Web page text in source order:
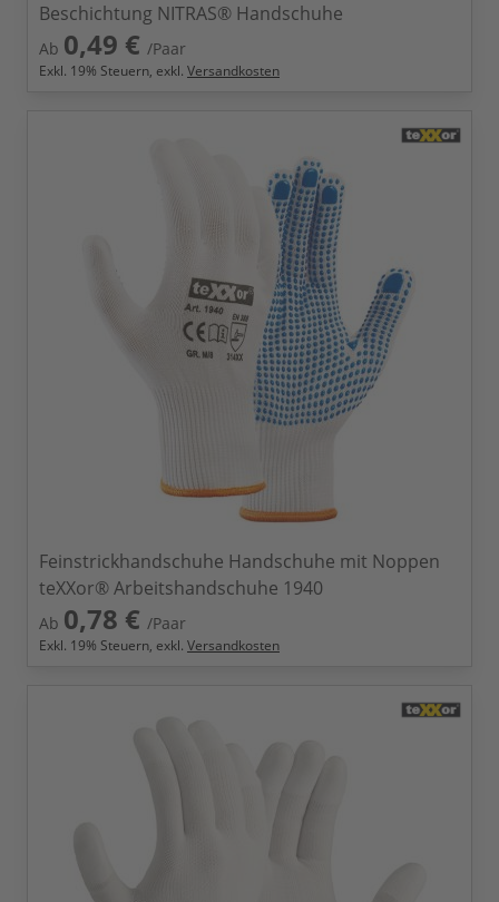
Beschichtung NITRAS® Handschuhe
Ab 0,49 € /Paar
Exkl. 19% Steuern, exkl. Versandkosten
Feinstrickhandschuhe Handschuhe mit Noppen
teXXor® Arbeitshandschuhe 1940
Ab 0,78 € /Paar
Exkl. 19% Steuern, exkl. Versandkosten